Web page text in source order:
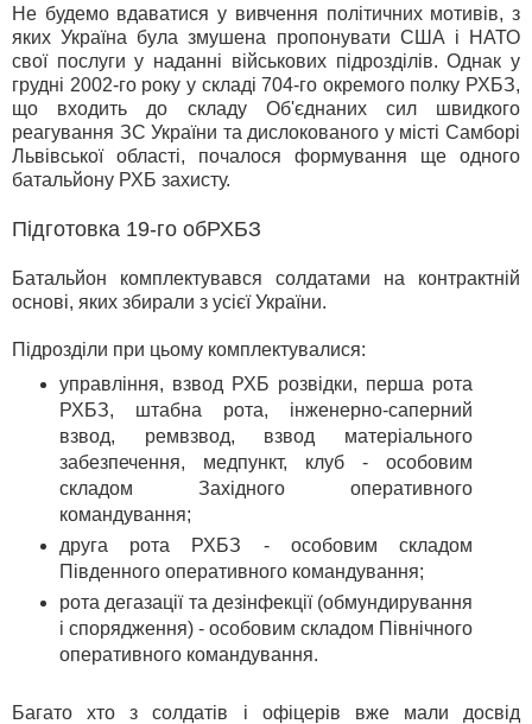
Не будемо вдаватися у вивчення політичних мотивів, з
яких Україна була змушена пропонувати США і НАТО
свої послуги у наданні військових підрозділів. Однак у
грудні 2002-го року у складі 704-го окремого полку РХБЗ,
що входить до складу Об'єднаних сил швидкого
реагування ЗС України та дислокованого у місті Самборі
Львівської області, почалося формування ще одного
батальйону РХБ захисту.
Підготовка 19-го обРХБЗ
Батальйон комплектувався солдатами на контрактній
основі, яких збирали з усієї України.
Підрозділи при цьому комплектувалися:
управління, взвод РХБ розвідки, перша рота
РХБЗ, штабна рота, інженерно-саперний
взвод, ремвзвод, взвод матеріального
забезпечення, медпункт, клуб - особовим
складом Західного оперативного
командування;
друга рота РХБЗ - особовим складом
Південного оперативного командування;
рота дегазації та дезінфекції (обмундирування
і спорядження) - особовим складом Північного
оперативного командування.
Багато хто з солдатів і офіцерів вже мали досвід